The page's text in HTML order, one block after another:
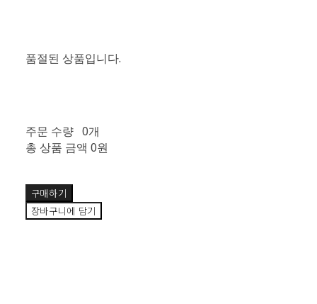
품절된 상품입니다.
주문 수량 0개
총 상품 금액 0원
구매하기
장바구니에 담기